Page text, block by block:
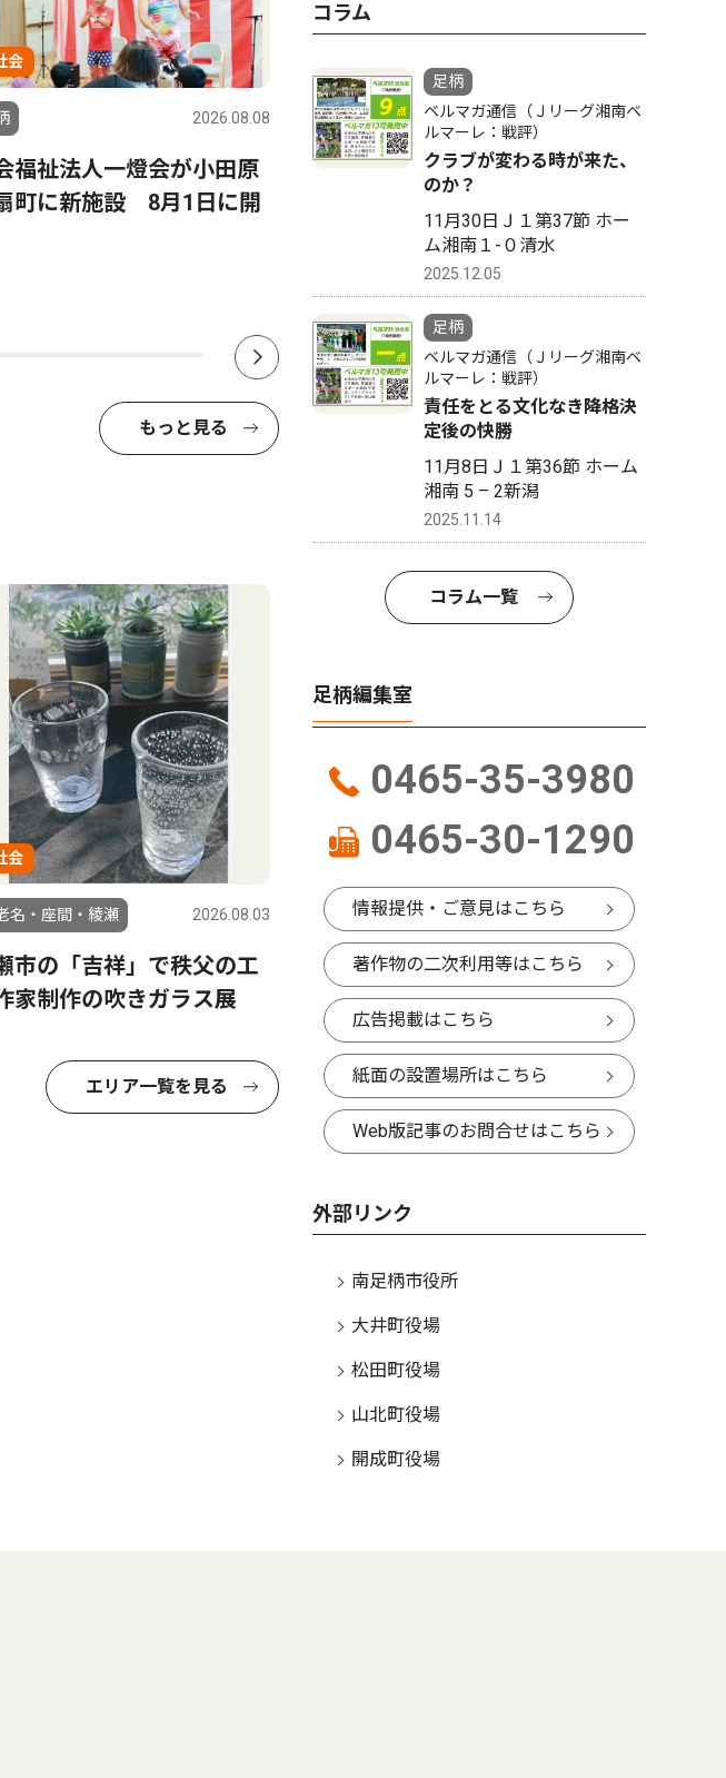
会
2026.08.08
福祉法人一燈会が小田原
町に新施設 8月1日に開
足柄 2026.08.08
開成町 「非常用持出袋」補
足柄
もっと見る
会
名・座間・綾瀬 2026.08.03
市の「吉祥」で秩父の工
家制作の吹きガラス展
エリア一覧を見る
コラム
足柄
ベルマガ通信（Ｊリーグ湘南ベ
ルマーレ：戦評）
クラブが変わる時が来た、
のか？
11月30日Ｊ１第37節 ホー
ム湘南１-０清水
2025.12.05
足柄
ベルマガ通信（Ｊリーグ湘南ベ
ルマーレ：戦評）
責任をとる文化なき降格決
定後の快勝
11月8日Ｊ１第36節 ホーム
湘南 5 – 2新潟
2025.11.14
コラム一覧
足柄編集室
0465-35-3980
0465-30-1290
情報提供・ご意見はこちら
著作物の二次利用等はこちら
広告掲載はこちら
紙面の設置場所はこちら
Web版記事のお問合せはこちら
外部リンク
南足柄市役所
大井町役場
松田町役場
山北町役場
開成町役場